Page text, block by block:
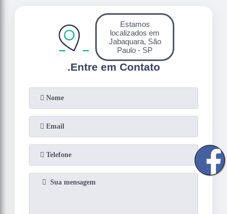
.Entre em Contato
Estamos
localizados em
Jabaquara, São
Paulo - SP